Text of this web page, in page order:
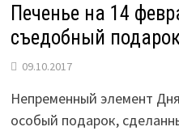
Печенье на 14
съедобный
09.10.2017
Непременный элемент
особый подарок,